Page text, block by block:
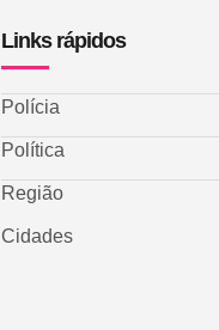
Links rápidos
Polícia
Política
Região
Cidades